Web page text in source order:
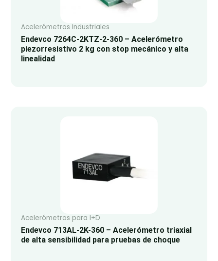
Acelerómetros Industriales
Endevco 7264C-2KTZ-2-360 – Acelerómetro
piezorresistivo 2 kg con stop mecánico y alta
linealidad
Acelerómetros para I+D
Endevco 713AL-2K-360 – Acelerómetro triaxial
de alta sensibilidad para pruebas de choque